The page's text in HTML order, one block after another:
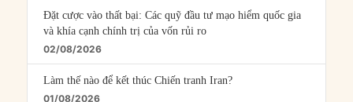
Đặt cược vào thất bại: Các quỹ đầu tư mạo hiểm quốc gia
và khía cạnh chính trị của vốn rủi ro
02/08/2026
Làm thế nào để kết thúc Chiến tranh Iran?
01/08/2026